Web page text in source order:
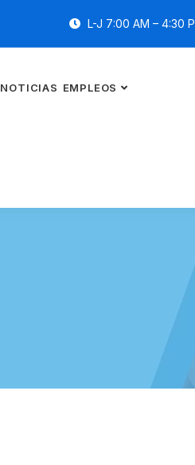
L-J 7:00 AM – 4:30
NOTICIAS EMPLEOS